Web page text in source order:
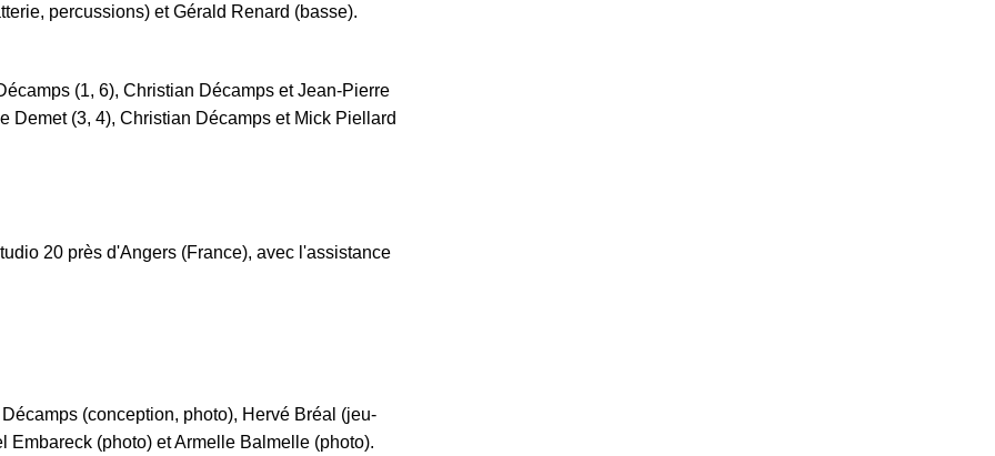
percussions) et Gérald Renard (basse).
(1, 6), Christian Décamps et Jean-Pierre
Demet (3, 4), Christian Décamps et Mick Piellard
20 près d'Angers (France), avec l'assistance
(conception, photo), Hervé Bréal (jeu-
(photo) et Armelle Balmelle (photo).